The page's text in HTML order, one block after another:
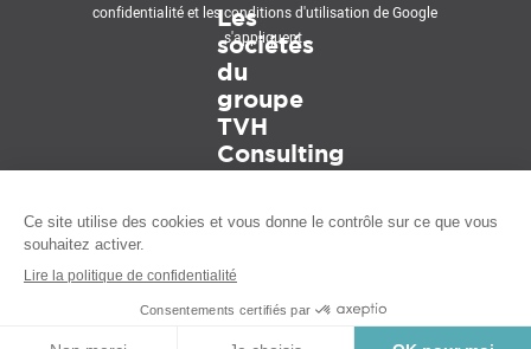
confidentialitéet lesconditions d'utilisation de Google
s'appliquent.
Les
sociétés
du
groupe
TVH
Consulting